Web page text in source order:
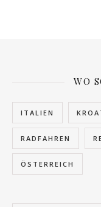
WO
ITALIEN
RADFAHREN
ÖSTERREICH